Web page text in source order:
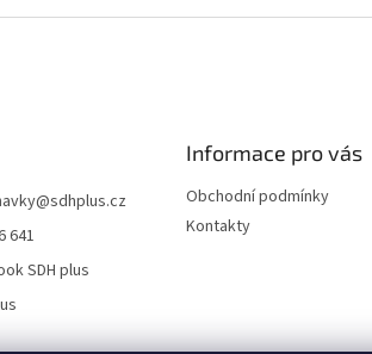
@sdhplus.cz
641
SDH plus
Informace pro vás
Obchodní podmínky
Kontakty